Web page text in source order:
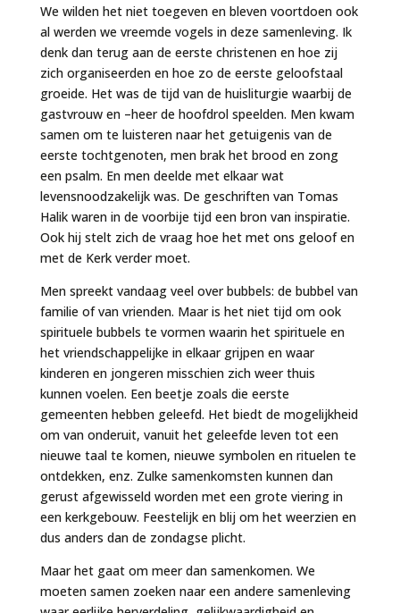
We wilden het niet toegeven en bleven voortdoen ook
al werden we vreemde vogels in deze samenleving. Ik
denk dan terug aan de eerste christenen en hoe zij
zich organiseerden en hoe zo de eerste geloofstaal
groeide. Het was de tijd van de huisliturgie waarbij de
gastvrouw en –heer de hoofdrol speelden. Men kwam
samen om te luisteren naar het getuigenis van de
eerste tochtgenoten, men brak het brood en zong
een psalm. En men deelde met elkaar wat
levensnoodzakelijk was. De geschriften van Tomas
Halik waren in de voorbije tijd een bron van inspiratie.
Ook hij stelt zich de vraag hoe het met ons geloof en
met de Kerk verder moet.
Men spreekt vandaag veel over bubbels: de bubbel van
familie of van vrienden. Maar is het niet tijd om ook
spirituele bubbels te vormen waarin het spirituele en
het vriendschappelijke in elkaar grijpen en waar
kinderen en jongeren misschien zich weer thuis
kunnen voelen. Een beetje zoals die eerste
gemeenten hebben geleefd. Het biedt de mogelijkheid
om van onderuit, vanuit het geleefde leven tot een
nieuwe taal te komen, nieuwe symbolen en rituelen te
ontdekken, enz. Zulke samenkomsten kunnen dan
gerust afgewisseld worden met een grote viering in
een kerkgebouw. Feestelijk en blij om het weerzien en
dus anders dan de zondagse plicht.
Maar het gaat om meer dan samenkomen. We
moeten samen zoeken naar een andere samenleving